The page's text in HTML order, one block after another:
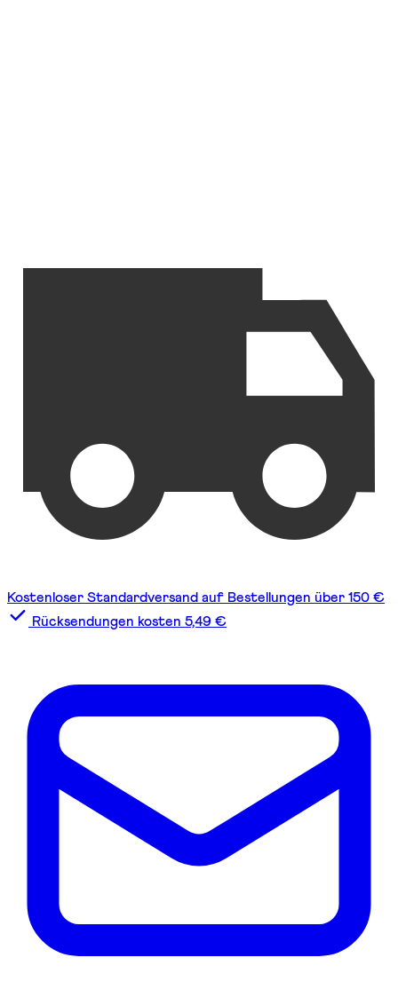
Kostenloser Standardversand auf Bestellungen über 150 €
Rücksendungen kosten 5,49 €